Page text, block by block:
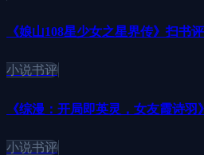
《娘山108星少女之星界传》扫书
小说书评
《综漫：开局即英灵，女友霞诗羽
小说书评